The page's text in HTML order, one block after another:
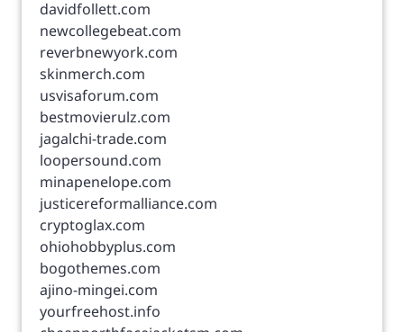
davidfollett.com
newcollegebeat.com
reverbnewyork.com
skinmerch.com
usvisaforum.com
bestmovierulz.com
jagalchi-trade.com
loopersound.com
minapenelope.com
justicereformalliance.com
cryptoglax.com
ohiohobbyplus.com
bogothemes.com
ajino-mingei.com
yourfreehost.info